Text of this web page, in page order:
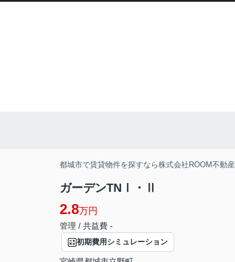
都城市で賃貸物件を探すなら株式会社ROOM不動産
ガーデンTNⅠ・Ⅱ
2.8万円
管理 / 共益費 -
初期費用シミュレーション